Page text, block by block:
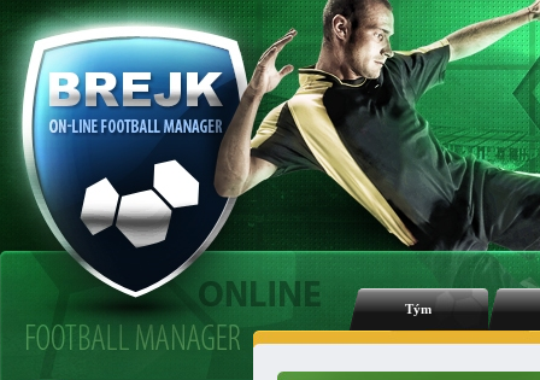
Tým